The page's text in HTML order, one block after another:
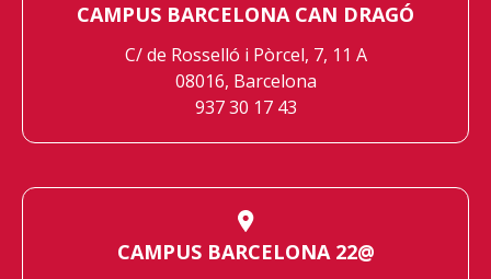
CAMPUS BARCELONA CAN DRAGÓ
C/ de Rosselló i Pòrcel, 7, 11 A
08016, Barcelona
937 30 17 43
CAMPUS BARCELONA 22@